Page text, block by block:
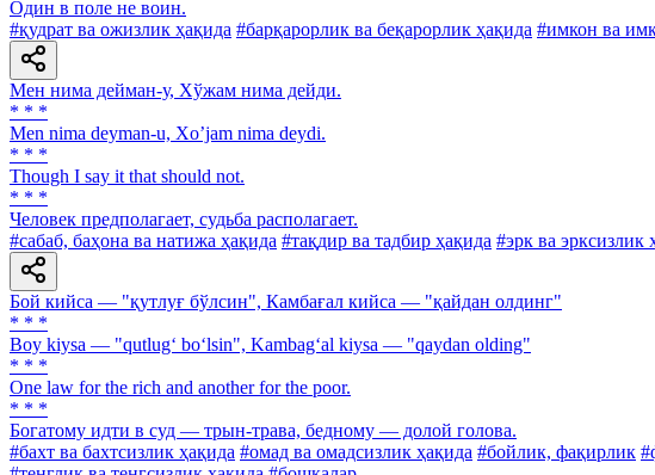
Один в поле не воин.
#қудрат ва ожизлик ҳақида #барқарорлик ва беқарорлик ҳақида #имкон ва
Мен нима дейман-у, Хўжам нима дейди.
* * *
Men nima deyman-u, Xoʼjam nima deydi.
* * *
Though I say it that should not.
* * *
Человек предполагает, судьба располагает.
#сабаб, баҳона ва натижа ҳақида #тақдир ва тадбир ҳақида #эрк ва эрксизлик
Бой кийса — "қутлуғ бўлсин", Камбағал кийса — "қайдан олдинг"
* * *
Boy kiysa — "qutlug‘ bo‘lsin", Kambag‘al kiysa — "qaydan olding"
* * *
One law for the rich and another for the poor.
* * *
Богатому идти в суд — трын-трава, бедному — долой голова.
#бахт ва бахтсизлик ҳақида #омад ва омадсизлик ҳақида #бойлик, фақирлик